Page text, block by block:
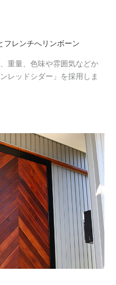
フレンチへリンボーン
重量、色味や雰囲気などか
レッドシダー」を採用しま